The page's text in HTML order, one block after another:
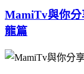
MamiTv與你分
龍篇